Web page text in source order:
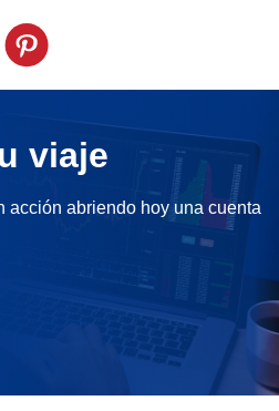
viaje
acción abriendo hoy una cuenta